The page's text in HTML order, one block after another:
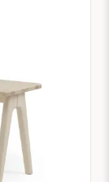
sittmöbler.
minskar